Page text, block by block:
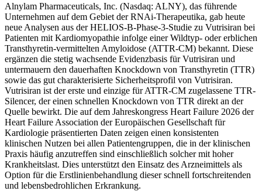
Alnylam Pharmaceuticals, Inc. (Nasdaq: ALNY), das führende
Unternehmen auf dem Gebiet der RNAi-Therapeutika, gab heute
neue Analysen aus der HELIOS-B-Phase-3-Studie zu Vutrisiran bei
Patienten mit Kardiomyopathie infolge einer Wildtyp- oder erblichen
Transthyretin-vermittelten Amyloidose (ATTR-CM) bekannt. Diese
ergänzen die stetig wachsende Evidenzbasis für Vutrisiran und
untermauern den dauerhaften Knockdown von Transthyretin (TTR)
sowie das gut charakterisierte Sicherheitsprofil von Vutrisiran.
Vutrisiran ist der erste und einzige für ATTR-CM zugelassene TTR-
Silencer, der einen schnellen Knockdown von TTR direkt an der
Quelle bewirkt. Die auf dem Jahreskongress Heart Failure 2026 der
Heart Failure Association der Europäischen Gesellschaft für
Kardiologie präsentierten Daten zeigen einen konsistenten
klinischen Nutzen bei allen Patientengruppen, die in der klinischen
Praxis häufig anzutreffen sind einschließlich solcher mit hoher
Krankheitslast. Dies unterstützt den Einsatz des Arzneimittels als
Option für die Erstlinienbehandlung dieser schnell fortschreitenden
und lebensbedrohlichen Erkrankung.